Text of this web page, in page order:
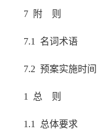
7 附 则
7.1 名词术语
7.2 预案实施时间
1 总 则
1.1 总体要求